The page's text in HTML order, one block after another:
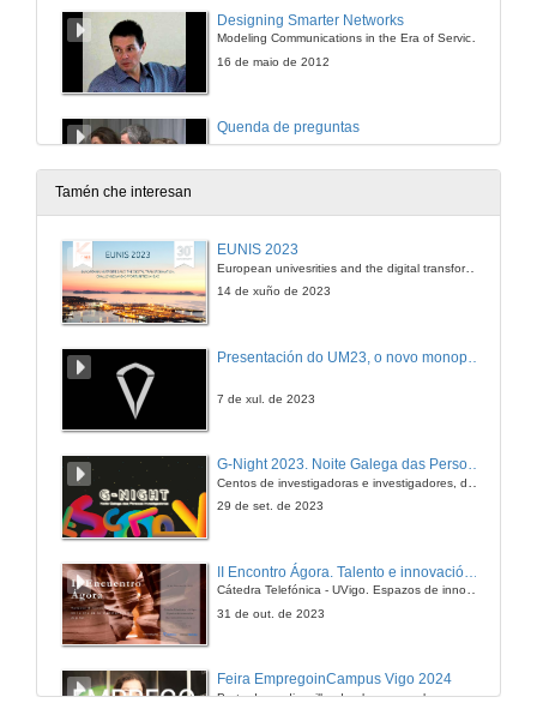
Designing Smarter Networks
Modeling Communications in the Era of Service Awareness, Social Networks and the Smart Grid
16 de maio de 2012
Quenda de preguntas
16 de maio de 2012
16 de maio de 2012
Tamén che interesan
EUNIS 2023
European univesrities and the digital transformation: challenges and opportunities ahead
14 de xuño de 2023
7 de xul. de 2023
G-Night 2023. Noite Galega das Persoas Investigadoras. Conciencias creativas
29 de set. de 2023
Cátedra Telefónica - UVigo. Espazos de innovación
31 de out. de 2023
Feira EmpregoinCampus Vigo 2024
Preto de medio millar de alumnas e alumnos buscan coñecer máis de preto as oportunidades que lles achegan as arredor de medio cento de empresas que participan na edición viguesa da feira. Xunto coa visita aos stands, durante a feria desenvólvense varias actividades complementarias, como obradoiros, conversas, mesas redondas ou o pasaporte de empregabilidade, un espazo no que poderán recibir asesoramento sobre o seu CV.